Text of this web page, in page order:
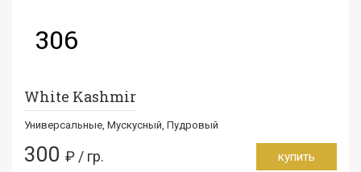
306
White Kashmir
Универсальные, Мускусный, Пудровый
300 ₽ / гр. купить